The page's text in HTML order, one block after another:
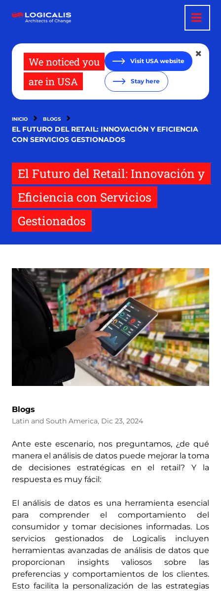
contenido
We noticed you
are in USA
Visit USA website
Stay here
INICIO BLOGS
EL FUTURO DEL RETAIL: INNOVACIÓN Y EFICIENCIA
CON SERVICIOS GESTIONADOS
El Futuro del Retail: Innovación y
Eficiencia con Servicios
Gestionados
Blogs
Latin and South America, Dic 23, 2024
Ante este escenario, nos preguntamos, ¿de qué
manera el análisis de datos puede mejorar la toma
de decisiones estratégicas en el retail? Y la
respuesta es muy fácil:
El análisis de datos es una herramienta esencial
para comprender el comportamiento del
consumidor y tomar decisiones informadas. Los
servicios gestionados de Logicalis incluyen
herramientas avanzadas de análisis de datos que
proporcionan insights valiosos sobre las
preferencias y comportamientos de los clientes.
Esto facilita la personalización de las estrategias